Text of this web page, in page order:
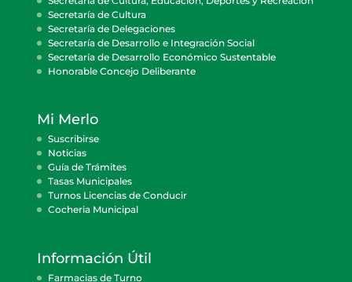
Secretaría de Cultura
Secretaría de Delegaciones
Secretaría de Desarrollo e Integración Social
Secretaría de Desarrollo Económico Sustentable
Honorable Concejo Deliberante
Mi Merlo
Suscribirse
Noticias
Guía de Trámites
Tasas Municipales
Turnos Licencias de Conducir
Cocheria Municipal
Información Útil
Farmacias de Turno